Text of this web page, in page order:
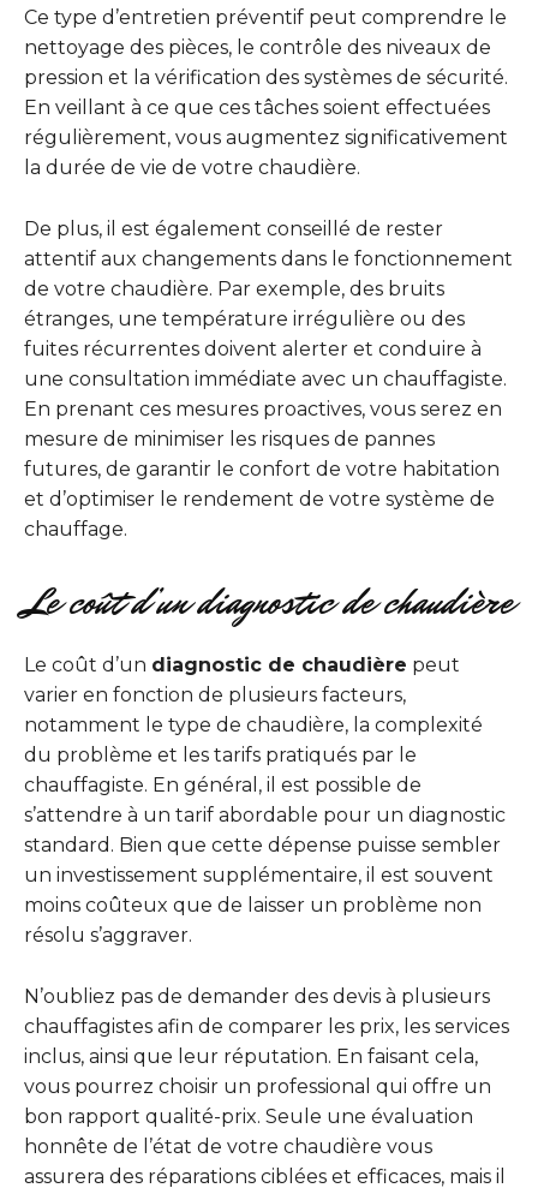
Ce type d’entretien préventif peut comprendre le
nettoyage des pièces, le contrôle des niveaux de
pression et la vérification des systèmes de sécurité.
En veillant à ce que ces tâches soient effectuées
régulièrement, vous augmentez significativement
la durée de vie de votre chaudière.
De plus, il est également conseillé de rester
attentif aux changements dans le fonctionnement
de votre chaudière. Par exemple, des bruits
étranges, une température irrégulière ou des
fuites récurrentes doivent alerter et conduire à
une consultation immédiate avec un chauffagiste.
En prenant ces mesures proactives, vous serez en
mesure de minimiser les risques de pannes
futures, de garantir le confort de votre habitation
et d’optimiser le rendement de votre système de
chauffage.
Le coût d’un diagnostic de chaudière
Le coût d’un diagnostic de chaudière peut
varier en fonction de plusieurs facteurs,
notamment le type de chaudière, la complexité
du problème et les tarifs pratiqués par le
chauffagiste. En général, il est possible de
s’attendre à un tarif abordable pour un diagnostic
standard. Bien que cette dépense puisse sembler
un investissement supplémentaire, il est souvent
moins coûteux que de laisser un problème non
résolu s’aggraver.
N’oubliez pas de demander des devis à plusieurs
chauffagistes afin de comparer les prix, les services
inclus, ainsi que leur réputation. En faisant cela,
vous pourrez choisir un professional qui offre un
bon rapport qualité-prix. Seule une évaluation
honnête de l’état de votre chaudière vous
assurera des réparations ciblées et efficaces, mais il